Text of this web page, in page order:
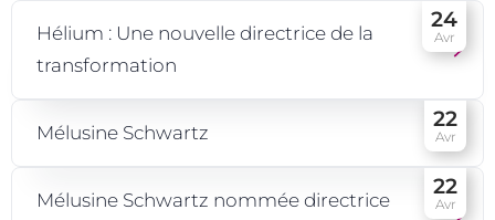
24
Avr
Hélium : Une nouvelle directrice de la
transformation
22
Avr
Mélusine Schwartz
22
Avr
Mélusine Schwartz nommée directrice